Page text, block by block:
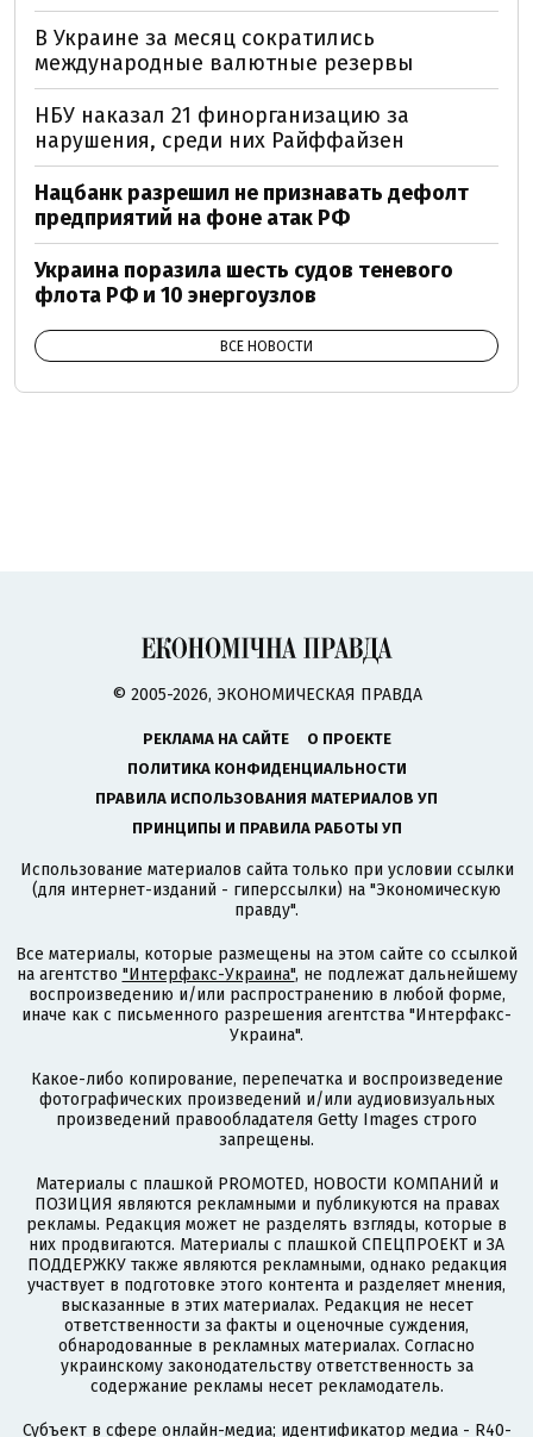
В Украине за месяц сократились
международные валютные резервы
НБУ наказал 21 финорганизацию за
нарушения, среди них Райффайзен
Нацбанк разрешил не признавать дефолт
предприятий на фоне атак РФ
Украина поразила шесть судов теневого
флота РФ и 10 энергоузлов
ВСЕ НОВОСТИ
© 2005-2026, ЭКОНОМИЧЕСКАЯ ПРАВДА
РЕКЛАМА НА САЙТЕ
О ПРОЕКТЕ
ПОЛИТИКА КОНФИДЕНЦИАЛЬНОСТИ
ПРАВИЛА ИСПОЛЬЗОВАНИЯ МАТЕРИАЛОВ УП
ПРИНЦИПЫ И ПРАВИЛА РАБОТЫ УП
Использование материалов сайта только при условии ссылки
(для интернет-изданий - гиперссылки) на "Экономическую
правду".
Все материалы, которые размещены на этом сайте со ссылкой
на агентство "Интерфакс-Украина", не подлежат дальнейшему
воспроизведению и/или распространению в любой форме,
иначе как с письменного разрешения агентства "Интерфакс-
Украина".
Какое-либо копирование, перепечатка и воспроизведение
фотографических произведений и/или аудиовизуальных
произведений правообладателя Getty Images строго
запрещены.
Материалы с плашкой PROMOTED, НОВОСТИ КОМПАНИЙ и
ПОЗИЦИЯ являются рекламными и публикуются на правах
рекламы. Редакция может не разделять взгляды, которые в
них продвигаются. Материалы с плашкой СПЕЦПРОЕКТ и ЗА
ПОДДЕРЖКУ также являются рекламными, однако редакция
участвует в подготовке этого контента и разделяет мнения,
высказанные в этих материалах. Редакция не несет
ответственности за факты и оценочные суждения,
обнародованные в рекламных материалах. Согласно
украинскому законодательству ответственность за
содержание рекламы несет рекламодатель.
Субъект в сфере онлайн-медиа; идентификатор медиа - R40-